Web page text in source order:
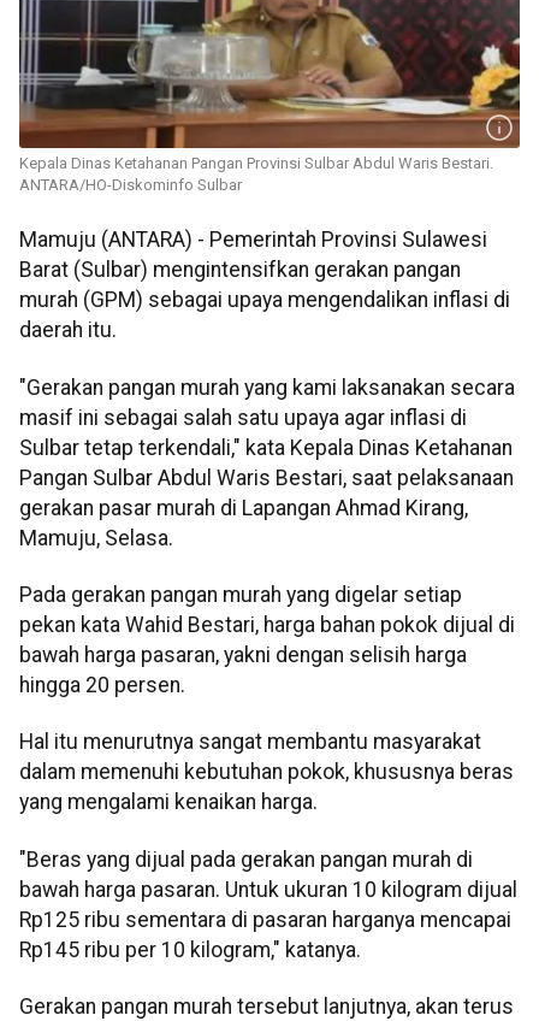
Kepala Dinas Ketahanan Pangan Provinsi Sulbar Abdul Waris Bestari.
ANTARA/HO-Diskominfo Sulbar
Mamuju (ANTARA) - Pemerintah Provinsi Sulawesi
Barat (Sulbar) mengintensifkan gerakan pangan
murah (GPM) sebagai upaya mengendalikan inflasi di
daerah itu.
"Gerakan pangan murah yang kami laksanakan secara
masif ini sebagai salah satu upaya agar inflasi di
Sulbar tetap terkendali," kata Kepala Dinas Ketahanan
Pangan Sulbar Abdul Waris Bestari, saat pelaksanaan
gerakan pasar murah di Lapangan Ahmad Kirang,
Mamuju, Selasa.
Pada gerakan pangan murah yang digelar setiap
pekan kata Wahid Bestari, harga bahan pokok dijual di
bawah harga pasaran, yakni dengan selisih harga
hingga 20 persen.
Hal itu menurutnya sangat membantu masyarakat
dalam memenuhi kebutuhan pokok, khususnya beras
yang mengalami kenaikan harga.
"Beras yang dijual pada gerakan pangan murah di
bawah harga pasaran. Untuk ukuran 10 kilogram dijual
Rp125 ribu sementara di pasaran harganya mencapai
Rp145 ribu per 10 kilogram," katanya.
Gerakan pangan murah tersebut lanjutnya, akan terus